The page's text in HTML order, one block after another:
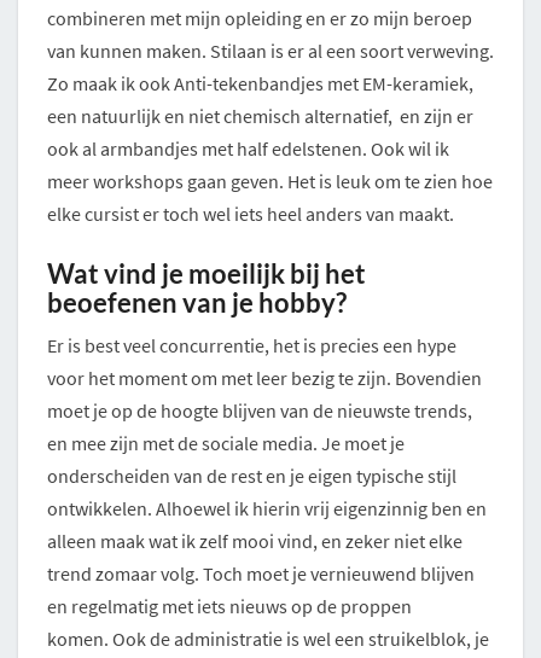
combineren met mijn opleiding en er zo mijn beroep
van kunnen maken. Stilaan is er al een soort verweving.
Zo maak ik ook Anti-tekenbandjes met EM-keramiek,
een natuurlijk en niet chemisch alternatief, en zijn er
ook al armbandjes met half edelstenen. Ook wil ik
meer workshops gaan geven. Het is leuk om te zien hoe
elke cursist er toch wel iets heel anders van maakt.
Wat vind je moeilijk bij het
beoefenen van je hobby?
Er is best veel concurrentie, het is precies een hype
voor het moment om met leer bezig te zijn. Bovendien
moet je op de hoogte blijven van de nieuwste trends,
en mee zijn met de sociale media. Je moet je
onderscheiden van de rest en je eigen typische stijl
ontwikkelen. Alhoewel ik hierin vrij eigenzinnig ben en
alleen maak wat ik zelf mooi vind, en zeker niet elke
trend zomaar volg. Toch moet je vernieuwend blijven
en regelmatig met iets nieuws op de proppen
komen. Ook de administratie is wel een struikelblok, je